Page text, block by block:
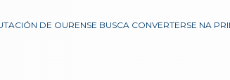
DE OURENSE BUSCA CONVERTERSE NA